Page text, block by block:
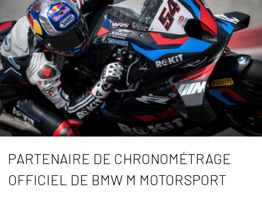
PARTENAIRE DE CHRONOMÉTRAGE
OFFICIEL DE BMW M MOTORSPORT